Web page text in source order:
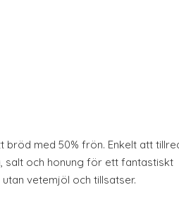
med 50% frön. Enkelt att
salt och honung för ett fantastiskt
vetemjöl och tillsatser.